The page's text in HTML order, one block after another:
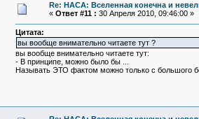
Re: НАСА: Вселенная конечна и
« Ответ #11 : 30 Апреля 2010, 09:46:00 »
Цитата:
вы вообще внимательно читаете тут ?
вы вообще внимательно читаете тут:
- В принципе, можно было бы ...
Называть ЭТО фактом можно только с большого